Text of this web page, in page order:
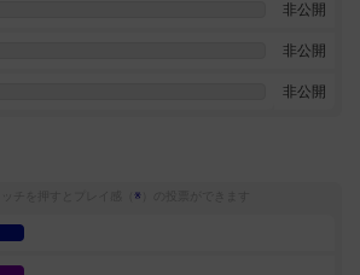
非公開
非公開
非公開
※